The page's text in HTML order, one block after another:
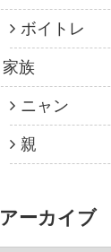
ボイトレ
家族
ニャン
親
アーカイブ